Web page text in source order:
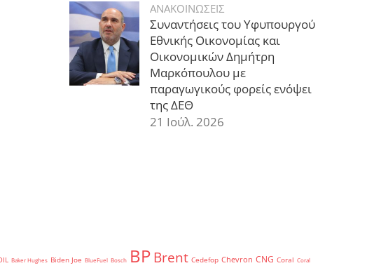
ΑΝΑΚΟΙΝΩΣΕΙΣ
Συναντήσεις του Υφυπουργού
Εθνικής Οικονομίας και
Οικονομικών Δημήτρη
Μαρκόπουλου με
παραγωγικούς φορείς ενόψει
της ΔΕΘ
21 Ιούλ. 2026
Baker Hughes Biden Joe BlueFuel Bosch BPBrent Cedefop Chevron CNG Coral Coral